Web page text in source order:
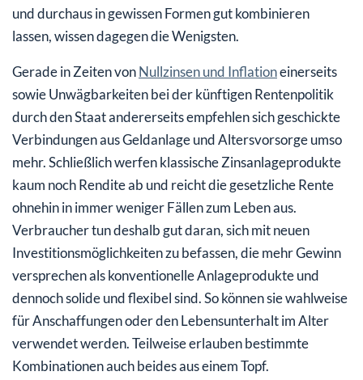
und durchaus in gewissen Formen gut kombinieren
lassen, wissen dagegen die Wenigsten.
Gerade in Zeiten vonNullzinsen und Inflationeinerseits
sowie Unwägbarkeiten bei der künftigen Rentenpolitik
durch den Staat andererseits empfehlen sich geschickte
Verbindungen aus Geldanlage und Altersvorsorge umso
mehr. Schließlich werfen klassische Zinsanlageprodukte
kaum noch Rendite ab und reicht die gesetzliche Rente
ohnehin in immer weniger Fällen zum Leben aus.
Verbraucher tun deshalb gut daran, sich mit neuen
Investitionsmöglichkeiten zu befassen, die mehr Gewinn
versprechen als konventionelle Anlageprodukte und
dennoch solide und flexibel sind. So können sie wahlweise
für Anschaffungen oder den Lebensunterhalt im Alter
verwendet werden. Teilweise erlauben bestimmte
Kombinationen auch beides aus einem Topf.